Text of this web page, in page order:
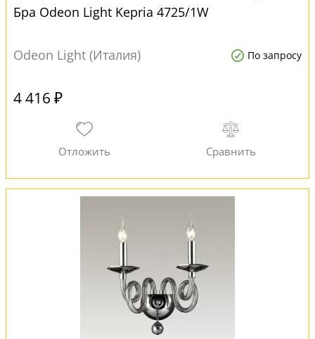
Бра Odeon Light Kepria 4725/1W
Odeon Light (Италия) По запросу
4 416 ₽